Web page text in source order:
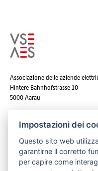
Associazione delle aziende
Hintere Bahnhofstrasse 10
5000 Aarau
E-mail:info@strom.ch
Impostazioni dei
Questo sito web
garantirne il corretto
per capire come